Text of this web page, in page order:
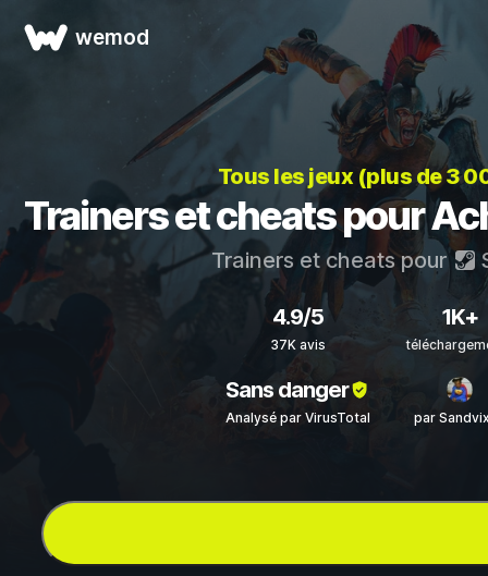
wemod
Tous les jeux (plus de 3
Trainers et cheats pour
Trainers et cheats pour
4.9/5
37K avis
1K+
Sans danger
Analysé par VirusTotal par